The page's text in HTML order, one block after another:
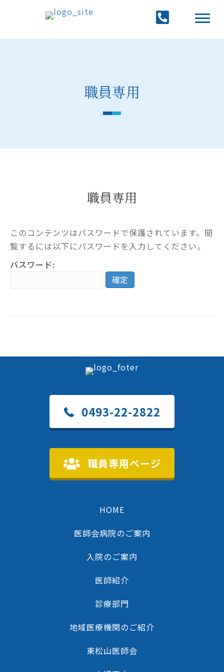
職員専用
職員専用
このコンテンツはパスワードで保護されています。閲
覧するには以下にパスワードを入力してください。
パスワード:
0493-22-2822
職員専用ページ
HOME
医師会病院のご案内
入院のご案内
医師紹介
診療部門
地域医療機関のご紹介
東松山医師会